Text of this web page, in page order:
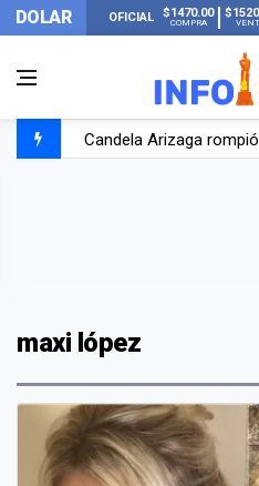
DOLAR OFICIAL $1470.00
COMPRA
Candela Arizaga
maxi lópez